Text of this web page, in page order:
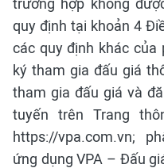
trường hợp không
quy định tại khoản 4
các quy định khác của
ký tham gia đấu giá
tham gia đấu giá và
tuyến trên Trang
https://vpa.com.vn;
ứng dụng VPA – Đấu